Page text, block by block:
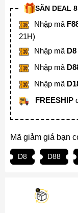
SĂN DEAL
Nhập mã
21H)
Nhập mã D8
Nhập mã
Nhập mã
FREESHIP
Mã giảm giá bạn
D8 D88